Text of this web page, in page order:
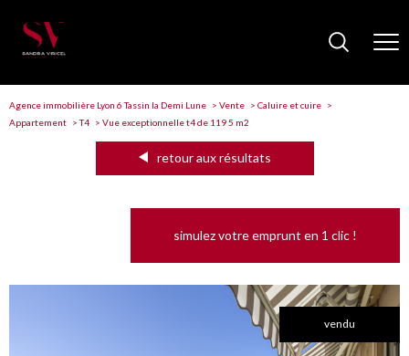
Agence immobilière Lyon 6 Tassin la Demi Lune Vente
Caluire et cuire
Appartement
T4 Vue exceptionnelle t4 de 119 5 m2
retour aux résultats
simulez votre emprunt en 1 clic !
vendu